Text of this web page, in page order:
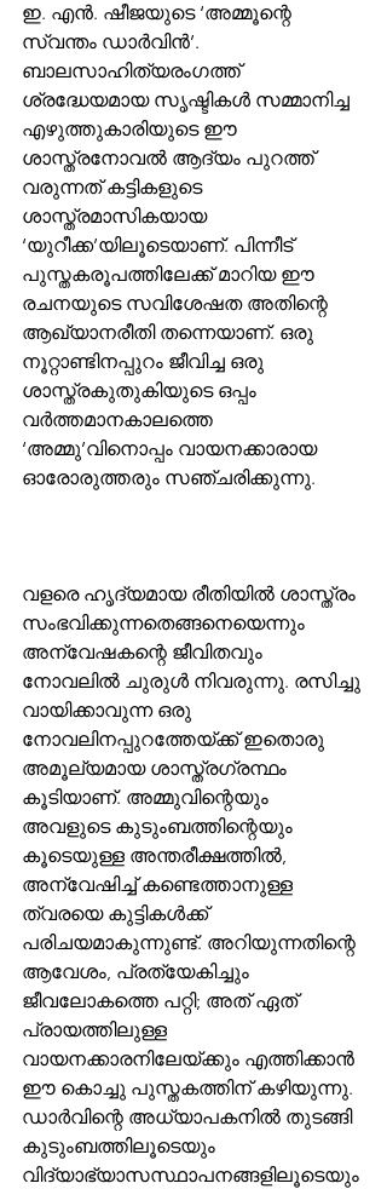
ഇ. എന്‍. ഷീജയുടെ ‘അമ്മൂന്റെ
സ്വന്തം ഡാര്‍വിന്‍’.
ബാലസാഹിത്യരംഗത്ത്
ശ്രദ്ധേയമായ സൃഷ്ടികള്‍ സമ്മാനിച്ച
എഴുത്തുകാരിയുടെ ഈ
ശാസ്ത്രനോവല്‍ ആദ്യം പുറത്ത്
വരുന്നത് കട്ടികളുടെ
ശാസ്ത്രമാസികയായ
‘യുറീക്ക’യിലൂടെയാണ്. പിന്നീട്
പുസ്തകരൂപത്തിലേക്ക് മാറിയ ഈ
രചനയുടെ സവിശേഷത അതിന്റെ
ആഖ്യാനരീതി തന്നെയാണ്. ഒരു
നൂറ്റാണ്ടിനപ്പുറം ജീവിച്ച ഒരു
ശാസ്ത്രകുതുകിയുടെ ഒപ്പം
വര്‍ത്തമാനകാലത്തെ
‘അമ്മു’വിനൊപ്പം വായനക്കാരായ
ഓരോരുത്തരും സഞ്ചരിക്കുന്നു.
വളരെ ഹൃദ്യമായ രീതിയില്‍ ശാസ്ത്രം
സംഭവിക്കുന്നതെങ്ങനെയെന്നും
അന്വേഷകന്റെ ജീവിതവും
നോവലില്‍ ചുരുള്‍ നിവരുന്നു. രസിച്ചു
വായിക്കാവുന്ന ഒരു
നോവലിനപ്പുറത്തേയ്ക്ക് ഇതൊരു
അമൂല്യമായ ശാസ്ത്രഗ്രന്ഥം
കൂടിയാണ്. അമ്മുവിന്റെയും
അവളുടെ കുടുംബത്തിന്റെയും
കൂടെയുള്ള അന്തരീക്ഷത്തില്‍,
അന്വേഷിച്ച് കണ്ടെത്താനുള്ള
ത്വരയെ കുട്ടികള്‍ക്ക്
പരിചയമാകുന്നുണ്ട്. അറിയുന്നതിന്റെ
ആവേശം, പ്രത്യേകിച്ചും
ജീവലോകത്തെ പറ്റി; അത് ഏത്
പ്രായത്തിലുള്ള
വായനക്കാരനിലേയ്ക്കും എത്തിക്കാന്‍
ഈ കൊച്ചു പുസ്തകത്തിന് കഴിയുന്നു.
ഡാര്‍വിന്റെ അധ്യാപകനില്‍ തുടങ്ങി
കുടുംബത്തിലൂടെയും
വിദ്യാഭ്യാസസ്ഥാപനങ്ങളിലൂടെയും